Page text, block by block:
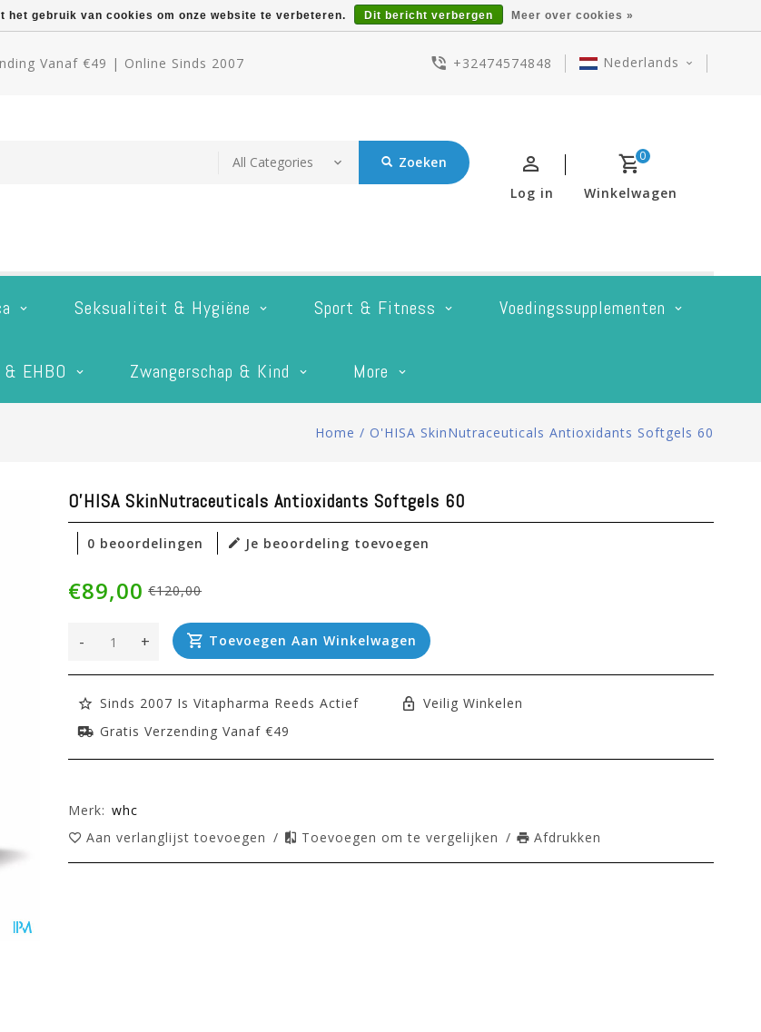
Vanaf €49 | Online Sinds 2007 +32474574848 Nederlands
Zoeken 0
Winkelwagen
Log in
Seksualiteit & Hygiëne Sport & Fitness Voedingssupplementen
EHBO Zwangerschap & Kind More
Home / O'HISA SkinNutraceuticals Antioxidants Softgels 60
O'HISA SkinNutraceuticals Antioxidants Softgels 60
0 beoordelingen Je beoordeling toevoegen
€120,00
€89,00
+
- Toevoegen Aan Winkelwagen
Sinds 2007 Is Vitapharma Reeds Actief
Veilig Winkelen
Gratis Verzending Vanaf €49
Merk: whc
Aan verlanglijst toevoegen / Toevoegen om te vergelijken / Afdrukken
het gebruik van cookies om onze website te verbeteren. Dit bericht verbergen Meer over cookies »